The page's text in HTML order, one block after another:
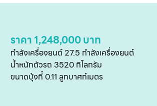
ราคา 1,248,000 บาท
กำลังเครื่องยนต์ 27.5 กำลังเครื่องยนต์
น้ำหนักตัวรถ 3520 กิโลกรัม
ขนาดบุ้งกี๋ 0.11 ลูกบาศก์เมตร